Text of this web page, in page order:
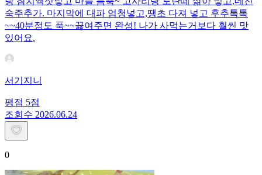
숙주추가. 마지막에 대파 엄청넣고,땡초 다져 넣고 후추톡톡
~~40분정도 푹~~끓여주면 완성! 나가 사먹는거보다 훨씬 맛
있어요.
서기지니
평점 5점
조회수 2026.06.24
0